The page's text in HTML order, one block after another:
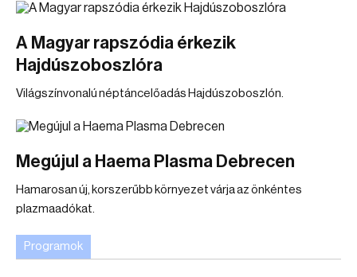
A Magyar rapszódia érkezik
Hajdúszoboszlóra
Világszínvonalú néptáncelőadás Hajdúszoboszlón.
Megújul a Haema Plasma Debrecen
Hamarosan új, korszerűbb környezet várja az önkéntes
plazmaadókat.
Programok